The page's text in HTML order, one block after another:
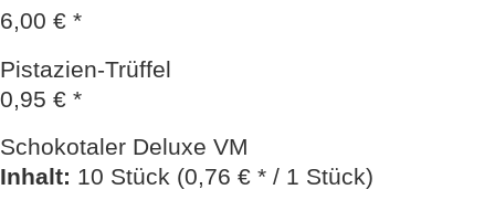
6,00 € *
Pistazien-Trüffel
0,95 € *
Schokotaler Deluxe VM
Inhalt: 10 Stück (0,76 € * / 1 Stück)